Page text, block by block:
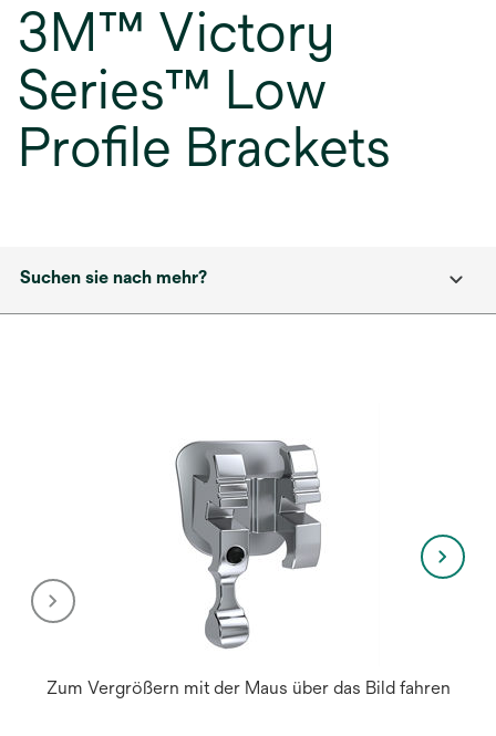
3M™ Victory
Series™ Low
Profile Brackets
Suchen sie nach mehr?
Zum Vergrößern mit der Maus über das Bild fahren